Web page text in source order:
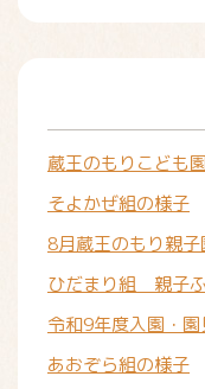
蔵王のもりこども
そよかぜ組の様子
8月蔵王のもり親
ひだまり組 親子
令和9年度入園・
あおぞら組の様子